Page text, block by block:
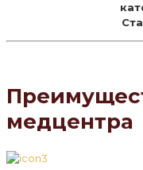
медцентра